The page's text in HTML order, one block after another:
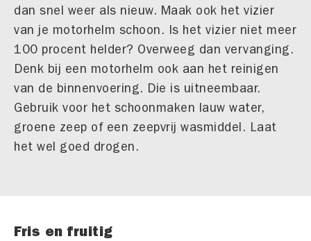
dan snel weer als nieuw. Maak ook het vizier
van je motorhelm schoon. Is het vizier niet meer
100 procent helder? Overweeg dan vervanging.
Denk bij een motorhelm ook aan het reinigen
van de binnenvoering. Die is uitneembaar.
Gebruik voor het schoonmaken lauw water,
groene zeep of een zeepvrij wasmiddel. Laat
het wel goed drogen.
Fris en fruitig